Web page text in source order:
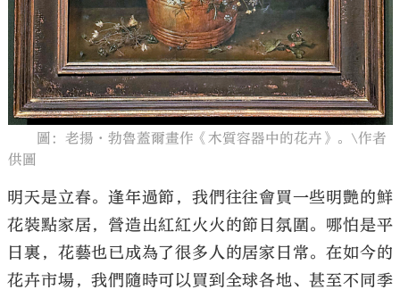
圖：老揚·勃魯蓋爾畫作《木質容器中的花卉》。\作者
供圖
明天是立春。逢年過節，我們往往會買一些明艷的鮮
花裝點家居，營造出紅紅火火的節日氛圍。哪怕是平
日裏，花藝也已成為了很多人的居家日常。在如今的
花卉市場，我們隨時可以買到全球各地、甚至不同季